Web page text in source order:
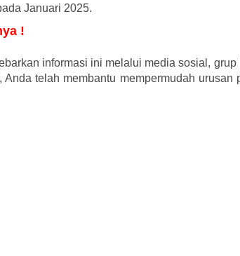
Januari 2025.
!
informasi ini melalui media sosial, grup
telah membantu mempermudah urusan